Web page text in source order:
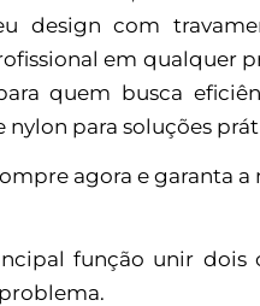
design com
em qualquer
quem busca
nylon para soluções
agora e garanta
função unir dois